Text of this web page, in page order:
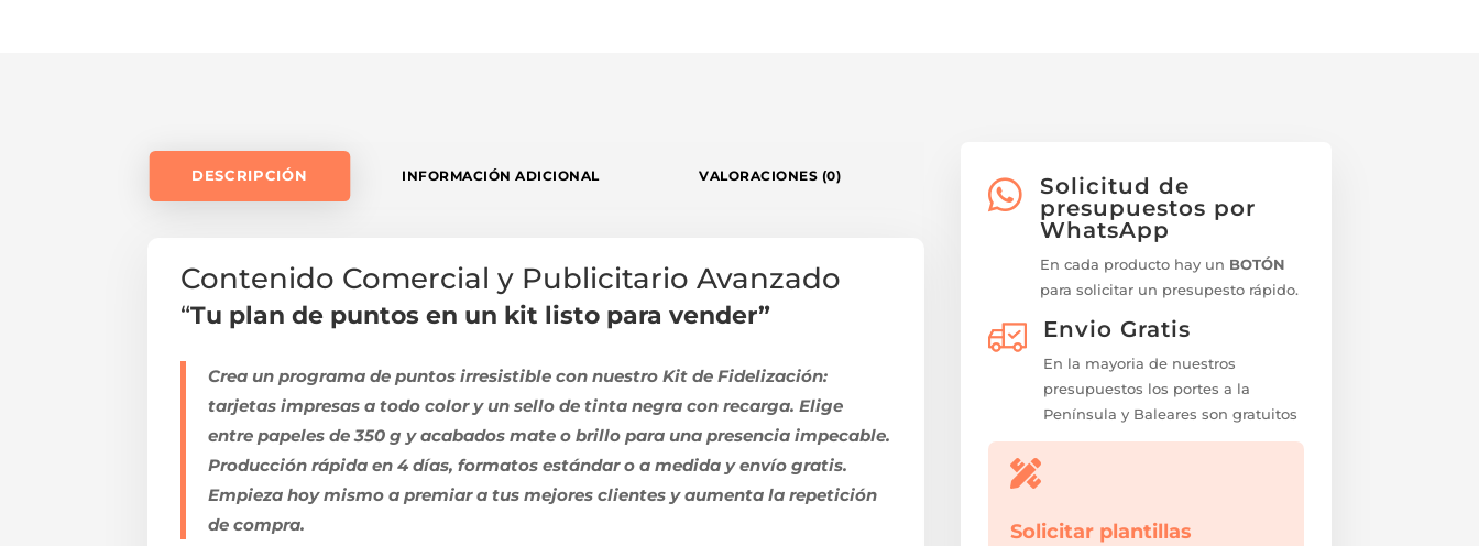
DESCRIPCIÓN INFORMACIÓN ADICIONAL VALORACIONES (0)
Contenido Comercial y Publicitario Avanzado
“Tu plan de puntos en un kit listo para vender”
Crea un programa de puntos irresistible con nuestro Kit de Fidelización:
tarjetas impresas a todo color y un sello de tinta negra con recarga. Elige
entre papeles de 350 g y acabados mate o brillo para una presencia impecable.
Producción rápida en 4 días, formatos estándar o a medida y envío gratis.
Empieza hoy mismo a premiar a tus mejores clientes y aumenta la repetición
de compra.

Solicitud de
presupuestos por
WhatsApp
En cada producto hay un BOTÓN
para solicitar un presupesto rápido.
Envio Gratis
En la mayoria de nuestros
presupuestos los portes a la
Península y Baleares son gratuitos

Solicitar plantillas